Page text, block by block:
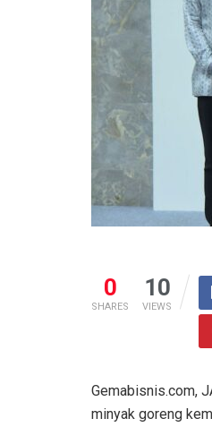
0
SHARES
10
VIEWS
Gemabisnis.com,
minyak goreng